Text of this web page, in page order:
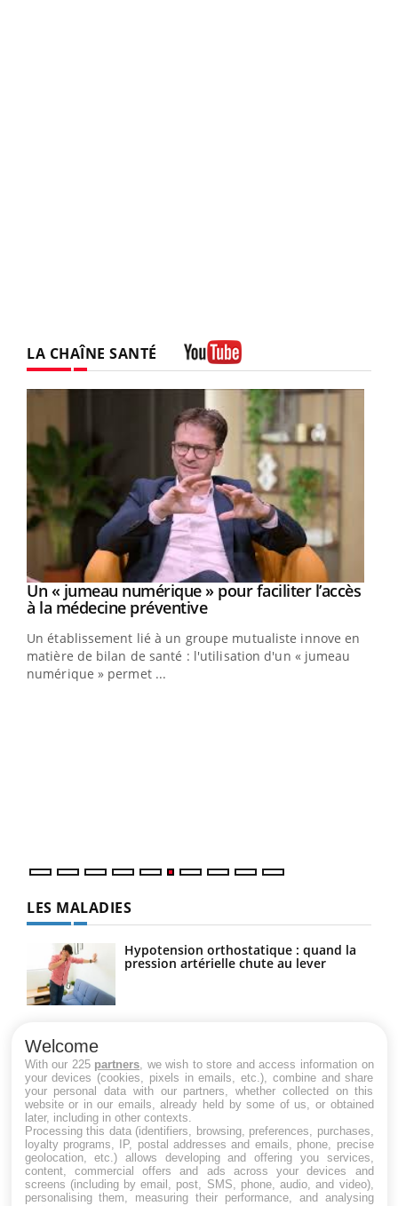
LA CHAÎNE SANTÉ
Youtube
Un « jumeau numérique » pour faciliter l’accès
à la médecine préventiveYoutube
Un établissement lié à un groupe mutualiste innove en
matière de bilan de santé : l'utilisation d'un « jumeau
numérique » permet ...
Youtube
COUP DE FOOD sur le diabèteYoutube
Coup de food sur le diabète, c'est votre nouveau rendez-
vous culinaire qui bouscule les idées reçues ! Dans cet
épisode, une ...
LES MALADIES
Hypotension orthostatique : quand la
pression artérielle chute au lever
Maladie de Charcot (Sclérose latérale
amyotrophique)
Welcome
With our 225 partners , we wish to store and access information on
your devices (cookies, pixels in emails, etc.), combine and share
your personal data with our partners, whether collected on this
website or in our emails, already held by some of us, or obtained
later, including in other contexts.
Processing this data (identifiers, browsing, preferences, purchases,
loyalty programs, IP, postal addresses and emails, phone, precise
geolocation, etc.) allows developing and offering you services,
content, commercial offers and ads across your devices and
screens (including by email, post, SMS, phone, audio, and video),
personalising them, measuring their performance, and analysing